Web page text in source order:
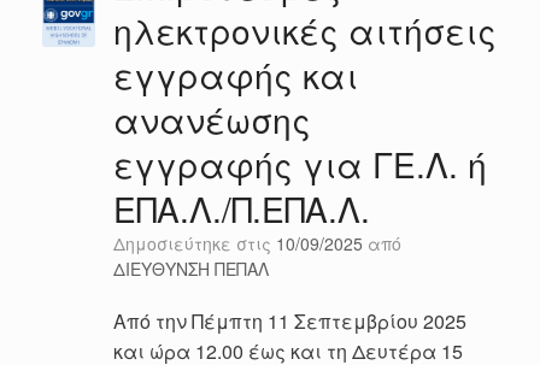
ηλεκτρονικές αιτήσεις
εγγραφής και
ανανέωσης
εγγραφής για ΓΕ.Λ. ή
ΕΠΑ.Λ./Π.ΕΠΑ.Λ.
Δημοσιεύτηκε στις 10/09/2025 από
ΔΙΕΥΘΥΝΣΗ ΠΕΠΑΛ
Από την Πέμπτη 11 Σεπτεμβρίου 2025
και ώρα 12.00 έως και τη Δευτέρα 15